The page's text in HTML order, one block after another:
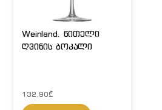
Weinland. წითელი
ღვინის ბოკალი
132,90₾